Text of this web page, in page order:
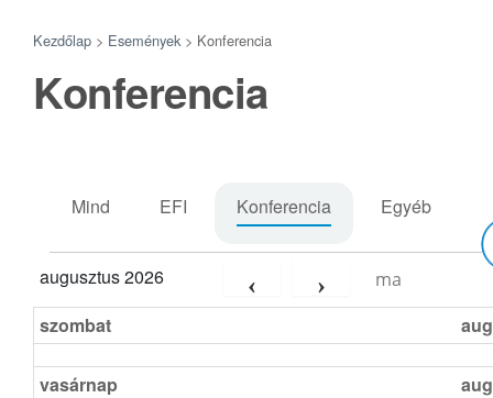
Kezdőlap > Események> Konferencia
Konferencia
Mind EFI Konferencia Egyéb
augusztus 2026 ma
szombat
vasárnap